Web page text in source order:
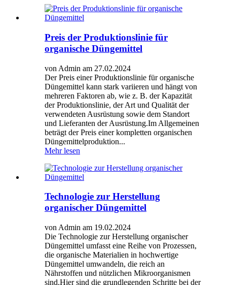
Preis der Produktionslinie für
organische Düngemittel
von Admin am 27.02.2024
Der Preis einer Produktionslinie für organische
Düngemittel kann stark variieren und hängt von
mehreren Faktoren ab, wie z. B. der Kapazität
der Produktionslinie, der Art und Qualität der
verwendeten Ausrüstung sowie dem Standort
und Lieferanten der Ausrüstung.Im Allgemeinen
beträgt der Preis einer kompletten organischen
Düngemittelproduktion...
Mehr lesen
Technologie zur Herstellung
organischer Düngemittel
von Admin am 19.02.2024
Die Technologie zur Herstellung organischer
Düngemittel umfasst eine Reihe von Prozessen,
die organische Materialien in hochwertige
Düngemittel umwandeln, die reich an
Nährstoffen und nützlichen Mikroorganismen
sind.Hier sind die grundlegenden Schritte bei der